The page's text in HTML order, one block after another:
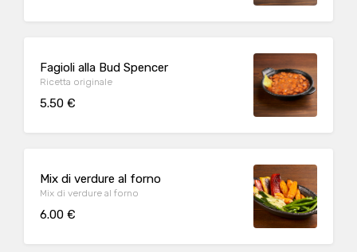
Fagioli alla Bud Spencer
Ricetta originale
5.50 €
Mix di verdure al forno
Mix di verdure al forno
6.00 €